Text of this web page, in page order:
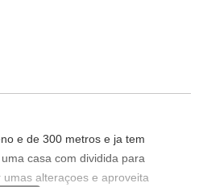
e de 300 metros e ja tem
casa com dividida para
alteraçoes e aproveita